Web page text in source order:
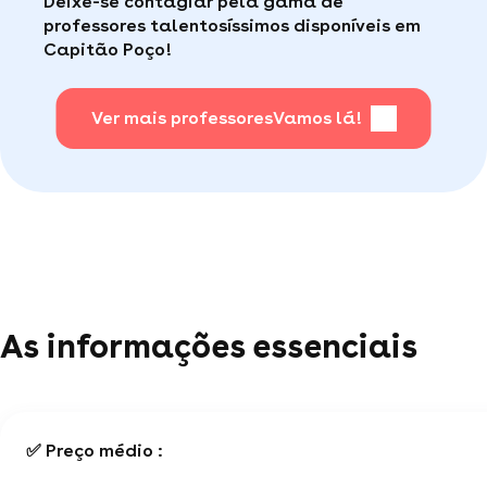
fácil
(por telefone e e-mail, 5J/7).
Para saber + acesse nossa página de perguntas
mais frequentes.
professores talentosíssimos disponíveis em
Capitão Poço!
Ver mais professoresVamos lá!
As informações essenciais
✅ Preço médio :